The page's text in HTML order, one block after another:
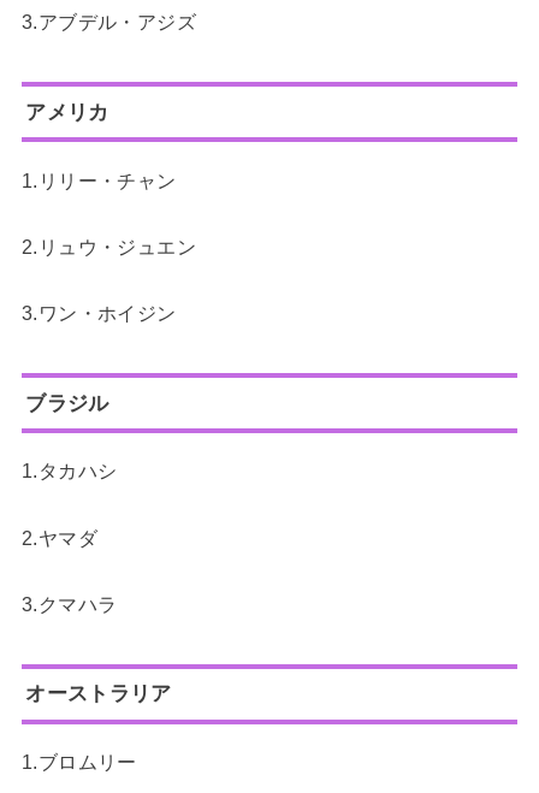
3.アブデル・アジズ
アメリカ
1.リリー・チャン
2.リュウ・ジュエン
3.ワン・ホイジン
ブラジル
1.タカハシ
2.ヤマダ
3.クマハラ
オーストラリア
1.ブロムリー